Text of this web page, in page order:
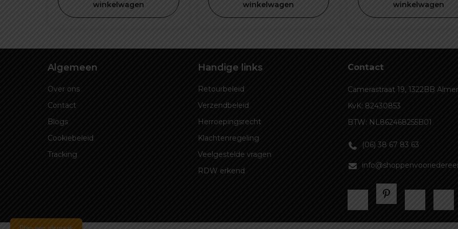
was:
€ 34,99.
is:
€ 24,99.
winkelwagen
was:
€ 49,99.
is:
€ 44,99.
winkelwagen
winkelwagen
Algemeen
Over ons
Contact
Blogs
Cookiebeleid
Tracking
Handige links
Retourbeleid
Verzendbeleid
Herroepingsrecht
Klachtenregeling
Veelgestelde vragen
RDW erkend
Contact
Camerastraat 19, 1322BB
KvK: 82430853
BTW: NL862468255B01
(06) 38 67 83 63